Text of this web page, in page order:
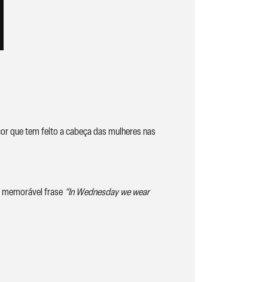
que tem feito a cabeça das mulheres nas
memorável frase “In Wednesday we wear